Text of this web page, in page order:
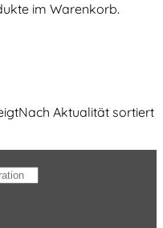
im Warenkorb.
Nach Aktualität sortiert